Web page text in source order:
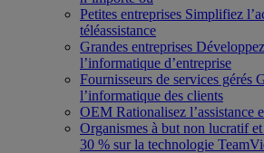
Petites entreprises Simplifiez
téléassistance
Grandes entreprises
l’informatique d’entreprise
Fournisseurs de services gérés
l’informatique des clients
OEM Rationalisez l’assistance
Organismes à but non lucratif
30 % sur la technologie